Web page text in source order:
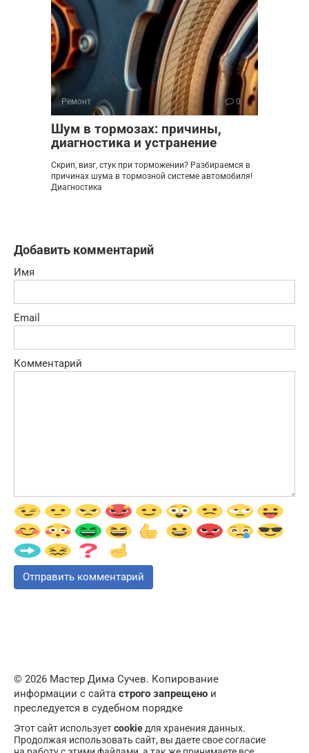
Ремонт 0
Шум в тормозах: причины,
диагностика и устранение
Скрип, визг, стук при торможении? Разбираемся в
причинах шума в тормозной системе автомобиля!
Диагностика
Добавить комментарий
Имя
Email
Комментарий
© 2026 Мастер Дима Сучев. Копирование
информации с сайта строго запрещено и
преследуется в судебном порядке
Этот сайт используетcookieдля хранения данных.
Продолжая использовать сайт, вы даете свое согласие